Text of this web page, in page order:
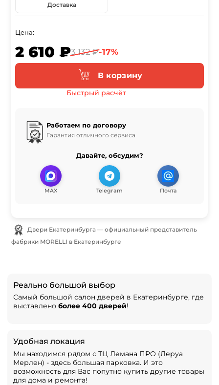
Доставка
Цена:
2 610 ₽3 132 ₽-17%
В корзину
Быстрый расчёт
Работаем по договору
Гарантия отличного сервиса
Давайте, обсудим?
MAX Telegram Почта
Двери Екатеринбурга — официальный представитель
фабрики MORELLI в Екатеринбурге
Реально большой выбор
Самый большой салон дверей в Екатеринбурге, где
выставлено более 400 дверей!
Удобная локация
Мы находимся рядом с ТЦ Лемана ПРО (Леруа
Мерлен) - здесь большая парковка. И это
возможность для Вас попутно купить другие товары
для дома и ремонта!